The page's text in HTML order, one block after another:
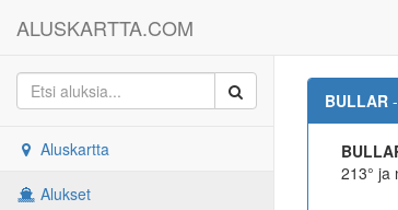
ALUSKARTTA.COM
Aluskartta
Alukset
BULLAR
213° ja